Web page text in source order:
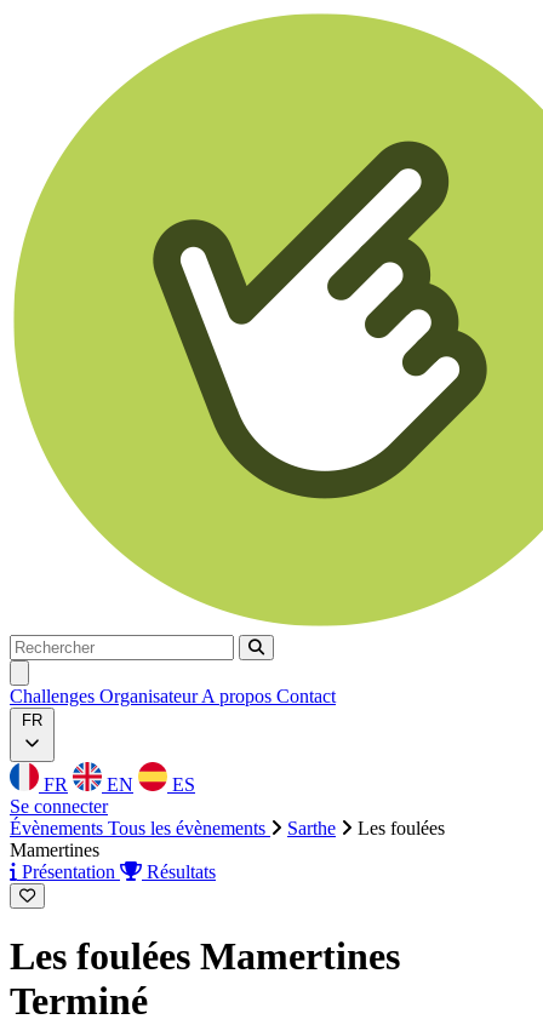
Rechercher
Rechercher
Challenges OrganisateurA propos Contact
FR
FR EN
ES
Se connecter
Évènements Tous les évènements Sarthe
Les foulées
Mamertines
Présentation
Résultats
Les foulées Mamertines
Terminé